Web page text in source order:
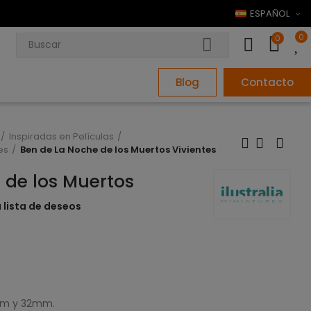
ESPAÑOL
0 0
Blog Contacto
Inspiradas en Películas
Ben de La Noche de los Muertos Vivientes
de los Muertos
lista de deseos
y 32mm.